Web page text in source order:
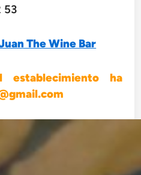
53
The Wine Bar
establecimiento ha